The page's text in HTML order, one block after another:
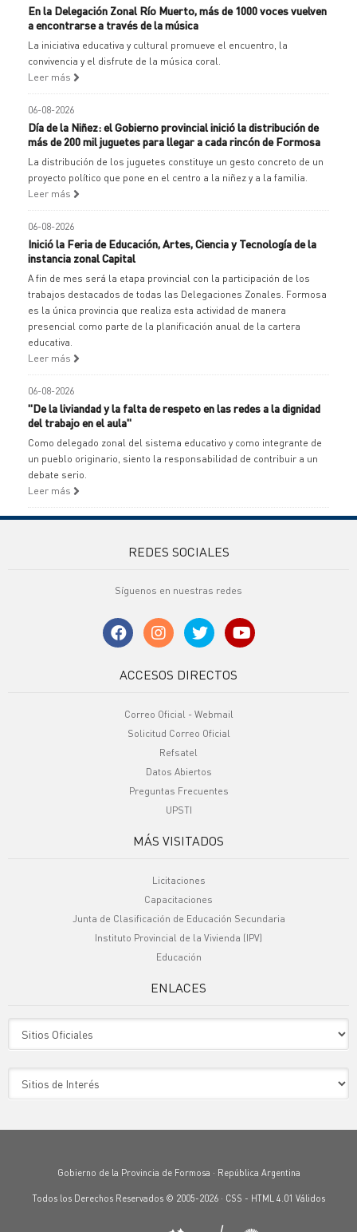
En la Delegación Zonal Río Muerto, más de 1000 voces vuelven
a encontrarse a través de la música
La iniciativa educativa y cultural promueve el encuentro, la
convivencia y el disfrute de la música coral.
Leer más
06-08-2026
Día de la Niñez: el Gobierno provincial inició la distribución de
más de 200 mil juguetes para llegar a cada rincón de Formosa
La distribución de los juguetes constituye un gesto concreto de un
proyecto político que pone en el centro a la niñez y a la familia.
Leer más
06-08-2026
Inició la Feria de Educación, Artes, Ciencia y Tecnología de la
instancia zonal Capital
A fin de mes será la etapa provincial con la participación de los
trabajos destacados de todas las Delegaciones Zonales. Formosa
es la única provincia que realiza esta actividad de manera
presencial como parte de la planificación anual de la cartera
educativa.
Leer más
06-08-2026
"De la liviandad y la falta de respeto en las redes a la dignidad
del trabajo en el aula"
Como delegado zonal del sistema educativo y como integrante de
un pueblo originario, siento la responsabilidad de contribuir a un
debate serio.
Leer más
REDES SOCIALES
Síguenos en nuestras redes
ACCESOS DIRECTOS
Correo Oficial - Webmail
Solicitud Correo Oficial
Refsatel
Datos Abiertos
Preguntas Frecuentes
UPSTI
MÁS VISITADOS
Licitaciones
Capacitaciones
Junta de Clasificación de Educación Secundaria
Instituto Provincial de la Vivienda (IPV)
Educación
ENLACES
Gobierno de la Provincia de Formosa · República Argentina
Todos los Derechos Reservados © 2005-2026 · CSS - HTML 4.01 Válidos